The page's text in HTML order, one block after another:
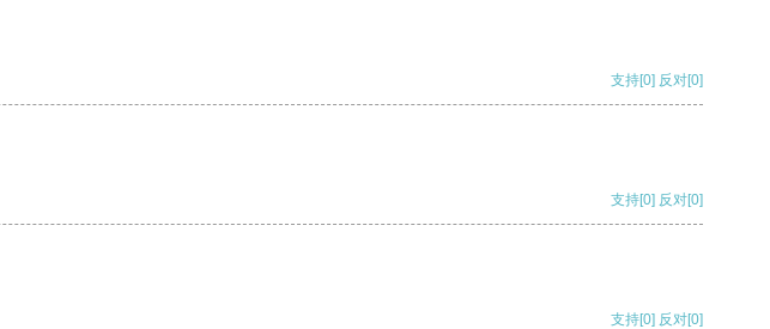
支持[0] 反对[0]
支持[0] 反对[0]
支持[0] 反对[0]